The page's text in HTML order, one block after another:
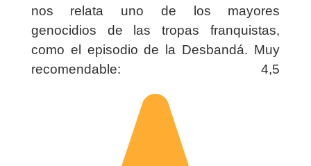
nos relata uno de los mayores
genocidios de las tropas franquistas,
como el episodio de la Desbandá. Muy
recomendable: 4,5